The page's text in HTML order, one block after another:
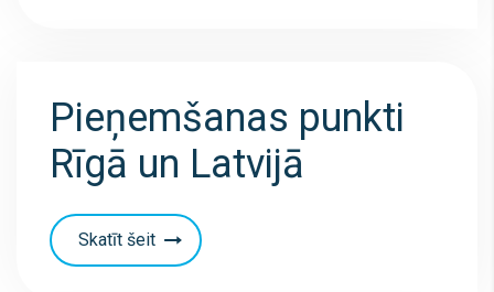
Pieņemšanas punkti
Rīgā un Latvijā
Skatīt šeit